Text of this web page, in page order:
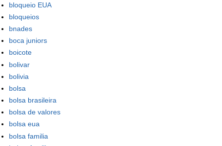
bloqueio EUA
bloqueios
bnades
boca juniors
boicote
bolivar
bolivia
bolsa
bolsa brasileira
bolsa de valores
bolsa eua
bolsa familia